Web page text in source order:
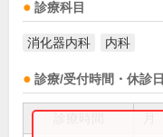
診療科目
消化器内科 内科
診療/受付時間・休診日